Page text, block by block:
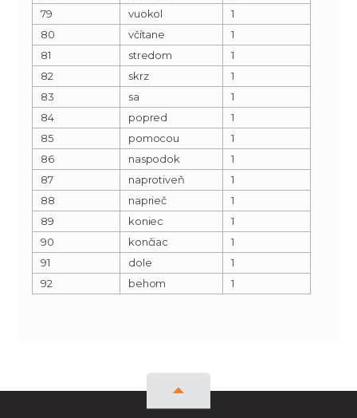
79
vuokol
1
80
včítane
1
81
stredom
1
82
skrz
1
83
sa
1
84
popred
1
85
pomocou
1
86
naspodok
1
87
naprotiveň
1
88
naprieč
1
89
koniec
1
90
končiac
1
91
dole
1
92
behom 1